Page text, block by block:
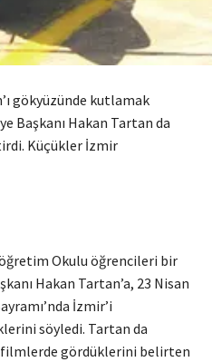
gökyüzünde kutlamak
Başkanı Hakan Tartan da
Küçükler İzmir
Okulu öğrencileri bir
Hakan Tartan’a, 23 Nisan
İzmir’i
söyledi. Tartan da
filmlerde gördüklerini belirten